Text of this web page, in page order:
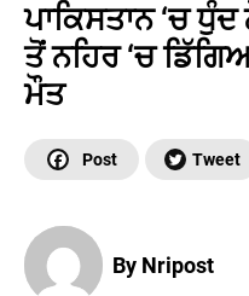
ਪਾਕਿਸਤਾਨ ‘ਚ
ਤੋਂ ਨਹਿਰ ‘ਚ
ਮੌਤ
By Nripost